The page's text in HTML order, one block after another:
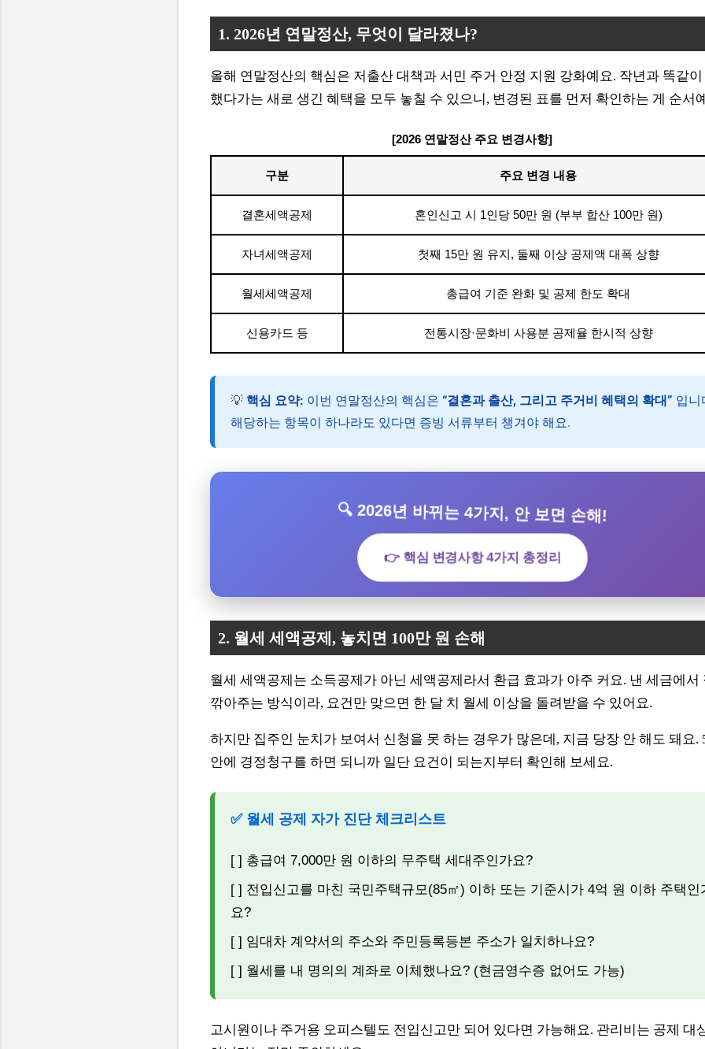
1. 2026년 연말정산, 무엇이 달라졌나?
올해 연말정산의 핵심은 저출산 대책과 서민 주거 안정 지원 강화예요. 작년과 똑같이
했다가는 새로 생긴 혜택을 모두 놓칠 수 있으니, 변경된 표를 먼저 확인하는 게 순서
[2026 연말정산 주요 변경사항]
구분 주요 변경 내용
결혼세액공제 혼인신고 시 1인당 50만 원 (부부 합산 100만 원)
자녀세액공제 첫째 15만 원 유지, 둘째 이상 공제액 대폭 상향
월세세액공제 총급여 기준 완화 및 공제 한도 확대
신용카드 등 전통시장·문화비 사용분 공제율 한시적 상향
💡 핵심 요약: 이번 연말정산의 핵심은 “결혼과 출산, 그리고 주거비 혜택의 확대” 입니
해당하는 항목이 하나라도 있다면 증빙 서류부터 챙겨야 해요.
🔍 2026년 바뀌는 4가지, 안 보면 손해!
👉 핵심 변경사항 4가지 총정리
2. 월세 세액공제, 놓치면 100만 원 손해
월세 세액공제는 소득공제가 아닌 세액공제라서 환급 효과가 아주 커요. 낸 세금에서
깎아주는 방식이라, 요건만 맞으면 한 달 치 월세 이상을 돌려받을 수 있어요.
하지만 집주인 눈치가 보여서 신청을 못 하는 경우가 많은데, 지금 당장 안 해도 돼요.
안에 경정청구를 하면 되니까 일단 요건이 되는지부터 확인해 보세요.
✅ 월세 공제 자가 진단 체크리스트
[ ] 총급여 7,000만 원 이하의 무주택 세대주인가요?
[ ] 전입신고를 마친 국민주택규모(85㎡) 이하 또는 기준시가 4억 원 이하 주택인
요?
[ ] 임대차 계약서의 주소와 주민등록등본 주소가 일치하나요?
[ ] 월세를 내 명의의 계좌로 이체했나요? (현금영수증 없어도 가능)
고시원이나 주거용 오피스텔도 전입신고만 되어 있다면 가능해요. 관리비는 공제 대